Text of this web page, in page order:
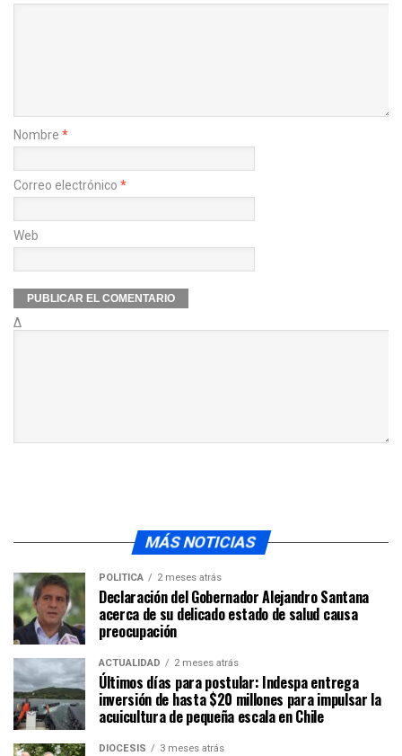
Nombre *
Correo electrónico *
Web
Δ
MÁS NOTICIAS
POLÍTICA 2 meses atrás
Declaración del Gobernador Alejandro Santana
acerca de su delicado estado de salud causa
preocupación
ACTUALIDAD 2 meses atrás
Últimos días para postular: Indespa entrega
inversión de hasta $20 millones para impulsar la
acuicultura de pequeña escala en Chile
DIÓCESIS 3 meses atrás